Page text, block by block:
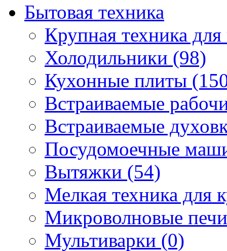
Бытовая техника
Крупная техника
Холодильники (98)
Кухонные плиты
Встраиваемые
Встраиваемые
Посудомоечные
Вытяжки (54)
Мелкая техника для
Микроволновые
Мультиварки (0)